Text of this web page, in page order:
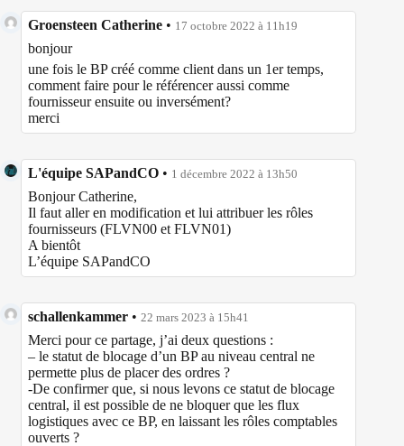
Groensteen Catherine • 17 octobre 2022 à 11h19
bonjour
une fois le BP créé comme client dans un 1er temps,
comment faire pour le référencer aussi comme
fournisseur ensuite ou inversément?
merci
L'équipe SAPandCO • 1 décembre 2022 à 13h50
Bonjour Catherine,
Il faut aller en modification et lui attribuer les rôles
fournisseurs (FLVN00 et FLVN01)
A bientôt
L’équipe SAPandCO
schallenkammer • 22 mars 2023 à 15h41
Merci pour ce partage, j’ai deux questions :
– le statut de blocage d’un BP au niveau central ne
permette plus de placer des ordres ?
-De confirmer que, si nous levons ce statut de blocage
central, il est possible de ne bloquer que les flux
logistiques avec ce BP, en laissant les rôles comptables
ouverts ?